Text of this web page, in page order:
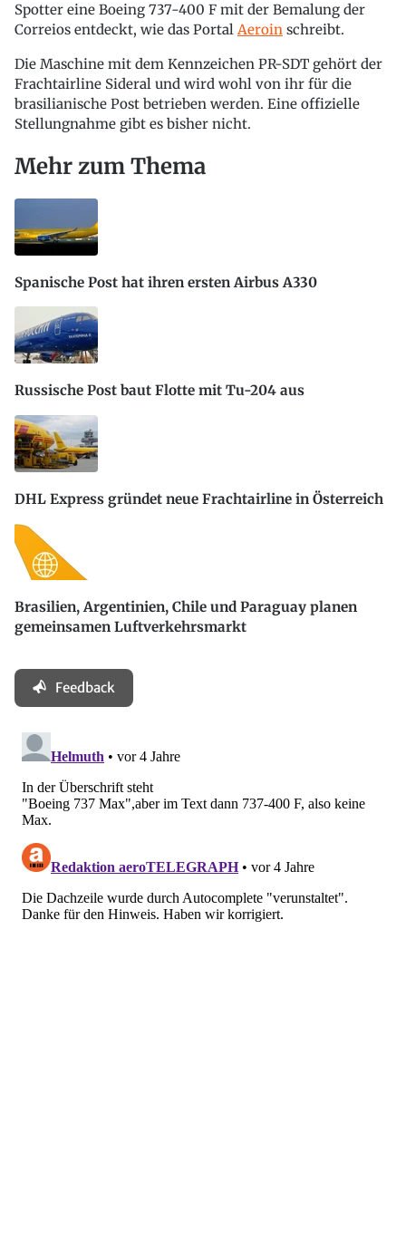
Spotter eine Boeing 737-400 F mit der Bemalung der
Correios entdeckt, wie das Portal Aeroin schreibt.
Die Maschine mit dem Kennzeichen PR-SDT gehört der
Frachtairline Sideral und wird wohl von ihr für die
brasilianische Post betrieben werden. Eine offizielle
Stellungnahme gibt es bisher nicht.
Mehr zum Thema
Spanische Post hat ihren ersten Airbus A330
Russische Post baut Flotte mit Tu-204 aus
DHL Express gründet neue Frachtairline in Österreich
Brasilien, Argentinien, Chile und Paraguay planen
gemeinsamen Luftverkehrsmarkt
Feedback